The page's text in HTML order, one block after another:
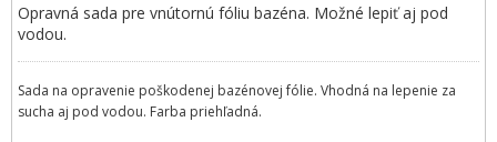
Opravná sada pre vnútornú fóliu bazéna. Možné lepiť aj pod
vodou.
Sada na opravenie poškodenej bazénovej fólie. Vhodná na lepenie za
sucha aj pod vodou. Farba priehľadná.